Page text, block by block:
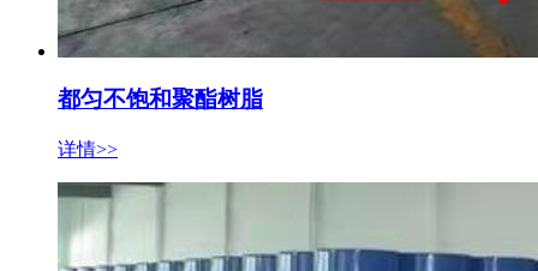
都匀不饱和聚酯树脂
详情>>